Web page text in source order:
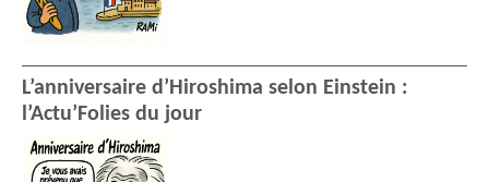
L’anniversaire d’Hiroshima selon Einstein :
l’Actu’Folies du jour